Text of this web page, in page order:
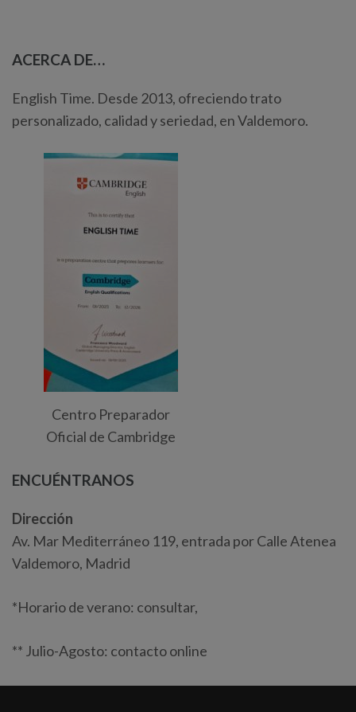
ACERCA DE…
English Time. Desde 2013, ofreciendo trato
personalizado, calidad y seriedad, en Valdemoro.
Centro Preparador
Oficial de Cambridge
ENCUÉNTRANOS
Dirección
Av. Mar Mediterráneo 119, entrada por Calle Atenea
Valdemoro, Madrid
*Horario de verano: consultar,
** Julio-Agosto: contacto online